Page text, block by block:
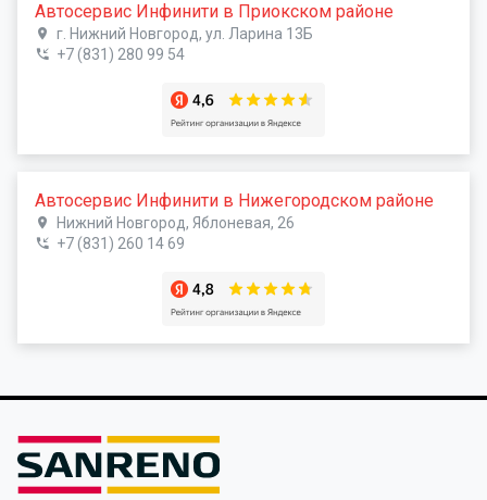
Автосервис Инфинити в Приокском районе
г. Нижний Новгород, ул. Ларина 13Б
+7 (831) 280 99 54
Автосервис Инфинити в Нижегородском районе
Нижний Новгород, Яблоневая, 26
+7 (831) 260 14 69